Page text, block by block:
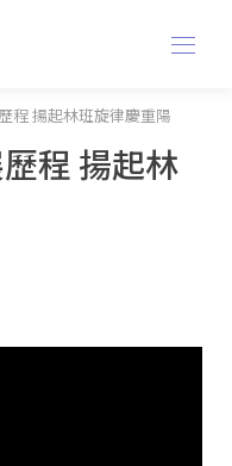
程 揚起林班旋律慶重陽
程 揚起林